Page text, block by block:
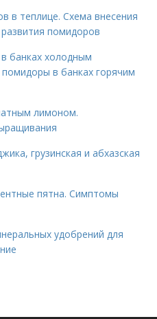
в теплице. Схема внесения
помидоров
банках холодным
в банках горячим
лимоном.
грузинская и абхазская
пятна. Симптомы
удобрений для